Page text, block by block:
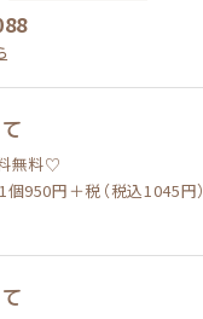
無料♡
1個950円＋税（税込1045円）